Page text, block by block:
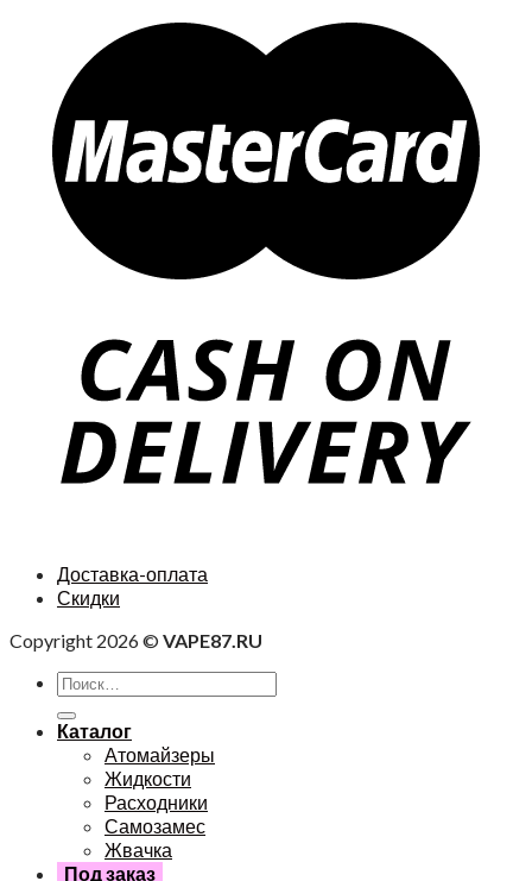
Доставка-оплата
Скидки
Copyright 2026 © VAPE87.RU
Каталог
Атомайзеры
Жидкости
Расходники
Самозамес
Жвачка
Под заказ